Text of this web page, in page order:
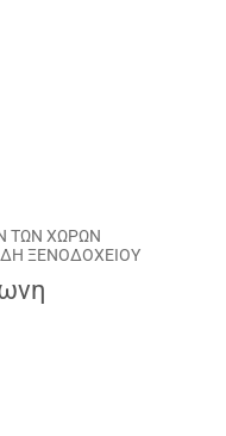
ΤΩΝ ΧΩΡΩΝ
ΞΕΝΟΔΟΧΕΙΟΥ